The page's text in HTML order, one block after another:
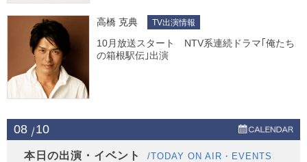
高橋 克典 TV出演情報
10月放送スタート NTV系連続ドラマ｢俺たち
の箱根駅伝｣出演
08 10
本日の出演・イベント /TODAY ON AIR・EVENTS